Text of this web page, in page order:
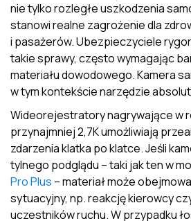
nie tylko rozległe uszkodzenia
stanowi realne zagrożenie dla
i pasażerów. Ubezpieczyciele
takie sprawy, często wymagając
materiału dowodowego. Kamera
w tym kontekście narzędzie
Wideorejestratory nagrywające w
przynajmniej 2,7K umożliwiają
zdarzenia klatka po klatce. Jeśli
tylnego podglądu – taki jak ten w
Pro Plus – materiał może
sytuacyjny, np. reakcję kierowcy
uczestników ruchu. W przypadku